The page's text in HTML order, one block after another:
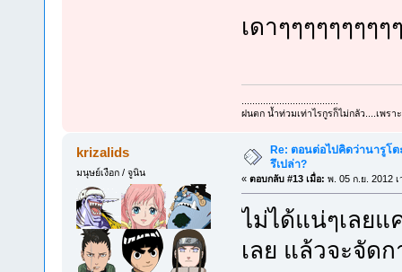
เดาๆๆๆๆๆๆๆๆๆ
ฝนตก น้ำท่วมเท่าไรกูรก็ไม่กลัว....เพรา
krizalids
มนุษย์เงือก / จูนิน
Re: ตอนต่อไปคิดว่านารูโ
รึเปล่า?
« ตอบกลับ #13 เมื่อ: พ. 05 ก.ย. 2012
ไม่ได้แน่ๆเลยแ
เลย แล้วจะจัด